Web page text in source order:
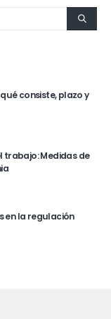
consiste, plazo y
trabajo: Medidas de
en la regulación